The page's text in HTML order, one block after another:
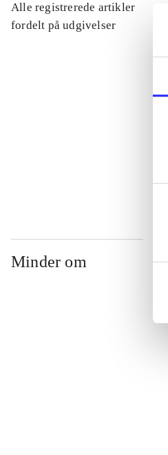
Alle registrerede artikler
fordelt på udgivelser
Minder om